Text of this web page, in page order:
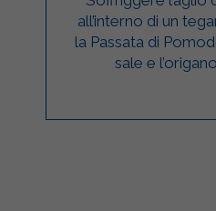
all’interno di un
la Passata di
sale e